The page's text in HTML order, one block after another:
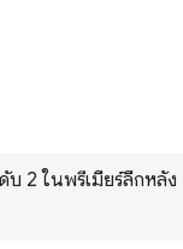
บ 2 ในพรีเมียร์ลีกหลัง